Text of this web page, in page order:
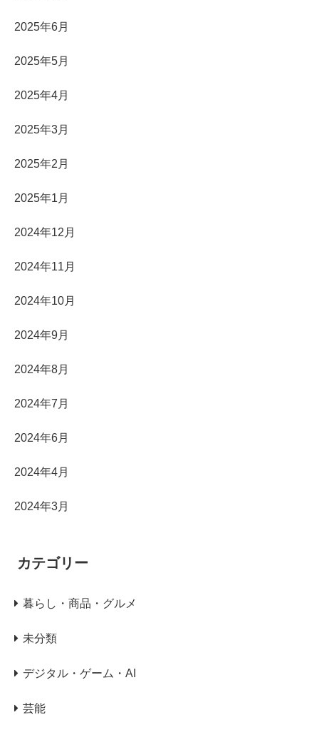
2025年6月
2025年5月
2025年4月
2025年3月
2025年2月
2025年1月
2024年12月
2024年11月
2024年10月
2024年9月
2024年8月
2024年7月
2024年6月
2024年4月
2024年3月
カテゴリー
暮らし・商品・グルメ
未分類
デジタル・ゲーム・AI
芸能